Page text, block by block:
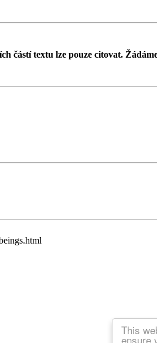
This
ensure
částí textu lze pouze citovat.